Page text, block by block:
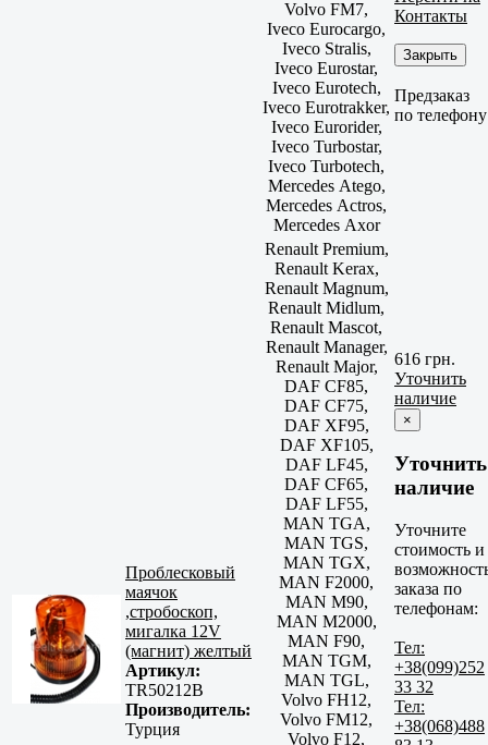
Volvo FM7,
Iveco Eurocargo,
Iveco Stralis,
Iveco Eurostar,
Iveco Eurotech,
Iveco Eurotrakker,
Iveco Eurorider,
Iveco Turbostar,
Iveco Turbotech,
Mercedes Atego,
Mercedes Actros,
Mercedes Axor
Контакты
Закрыть
Предзаказ
по телефону
Проблесковый
маячок
,стробоскоп,
мигалка 12V
(магнит) желтый
Артикул:
TR50212B
Производитель:
Турция
Renault Premium,
Renault Kerax,
Renault Magnum,
Renault Midlum,
Renault Mascot,
Renault Manager,
Renault Major,
DAF CF85,
DAF CF75,
DAF XF95,
DAF XF105,
DAF LF45,
DAF CF65,
DAF LF55,
MAN TGA,
MAN TGS,
MAN TGX,
MAN F2000,
MAN M90,
MAN M2000,
MAN F90,
MAN TGM,
MAN TGL,
Volvo FH12,
Volvo FM12,
Volvo F12,
616 грн.
Уточнить
наличие
×
Уточнить
наличие
Уточните
стоимость и
заказа по
телефонам:
Тел:
+38(099)252
33 32
Тел:
+38(068)488